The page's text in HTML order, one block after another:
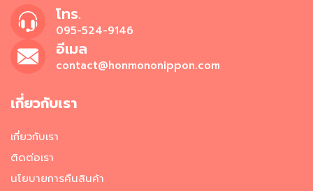
โทร.
095-524-9146
อีเมล
contact@honmononippon.com
เกี่ยวกับเรา
เกี่ยวกับเรา
ติดต่อเรา
นโยบายการคืนสินค้า